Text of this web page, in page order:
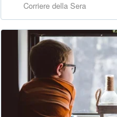
Corriere della Sera